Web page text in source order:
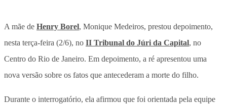
A mãe de Henry Borel, Monique Medeiros, prestou depoimento,
nesta terça-feira (2/6), no II Tribunal do Júri da Capital, no
Centro do Rio de Janeiro. Em depoimento, a ré apresentou uma
nova versão sobre os fatos que antecederam a morte do filho.
Durante o interrogatório, ela afirmou que foi orientada pela equipe